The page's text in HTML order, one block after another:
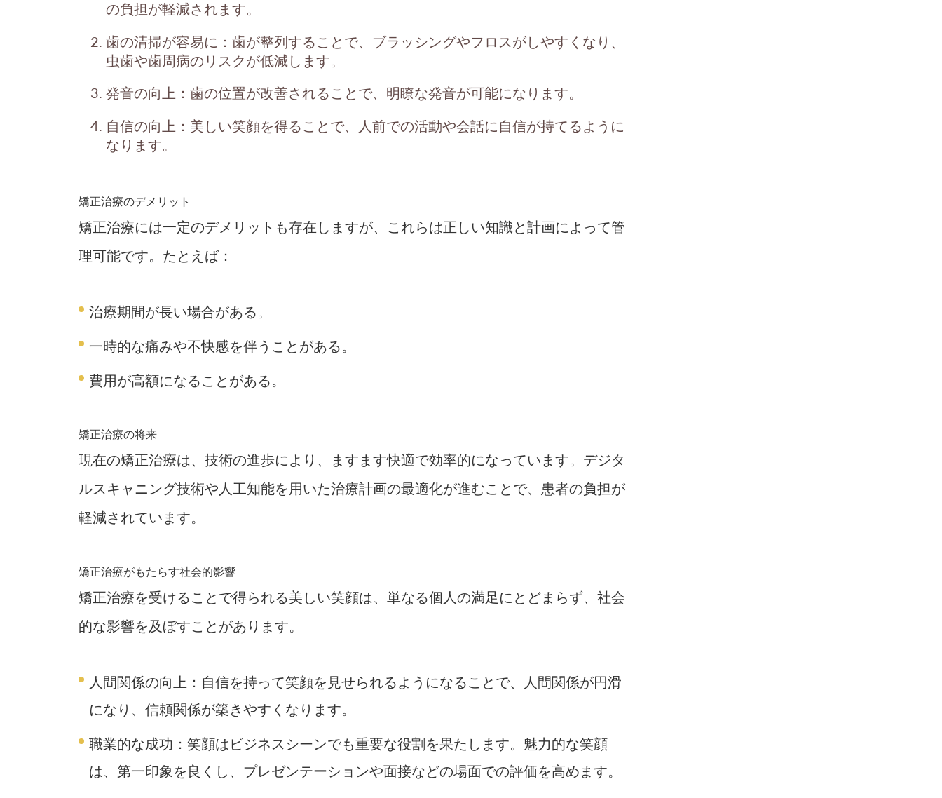
の負担が軽減されます。
歯の清掃が容易に ：歯が整列することで、ブラッシングやフロスがしやすくなり、
虫歯や歯周病のリスクが低減します。
発音の向上 ：歯の位置が改善されることで、明瞭な発音が可能になります。
自信の向上 ：美しい笑顔を得ることで、人前での活動や会話に自信が持てるように
なります。
矯正治療のデメリット
矯正治療には一定のデメリットも存在しますが、これらは正しい知識と計画によって管
理可能です。たとえば：
治療期間が長い場合がある。
一時的な痛みや不快感を伴うことがある。
費用が高額になることがある。
矯正治療の将来
現在の矯正治療は、技術の進歩により、ますます快適で効率的になっています。デジタ
ルスキャニング技術や人工知能を用いた治療計画の最適化が進むことで、患者の負担が
軽減されています。
矯正治療がもたらす社会的影響
矯正治療を受けることで得られる美しい笑顔は、単なる個人の満足にとどまらず、社会
的な影響を及ぼすことがあります。
人間関係の向上 ：自信を持って笑顔を見せられるようになることで、人間関係が円滑
になり、信頼関係が築きやすくなります。
職業的な成功 ：笑顔はビジネスシーンでも重要な役割を果たします。魅力的な笑顔
は、第一印象を良くし、プレゼンテーションや面接などの場面での評価を高めます。